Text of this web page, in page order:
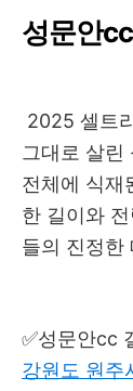
성문안
2025 셀트
그대로 살린
전체에 식재
한 길이와
들의 진정한
✅성문안cc
강원도 원주